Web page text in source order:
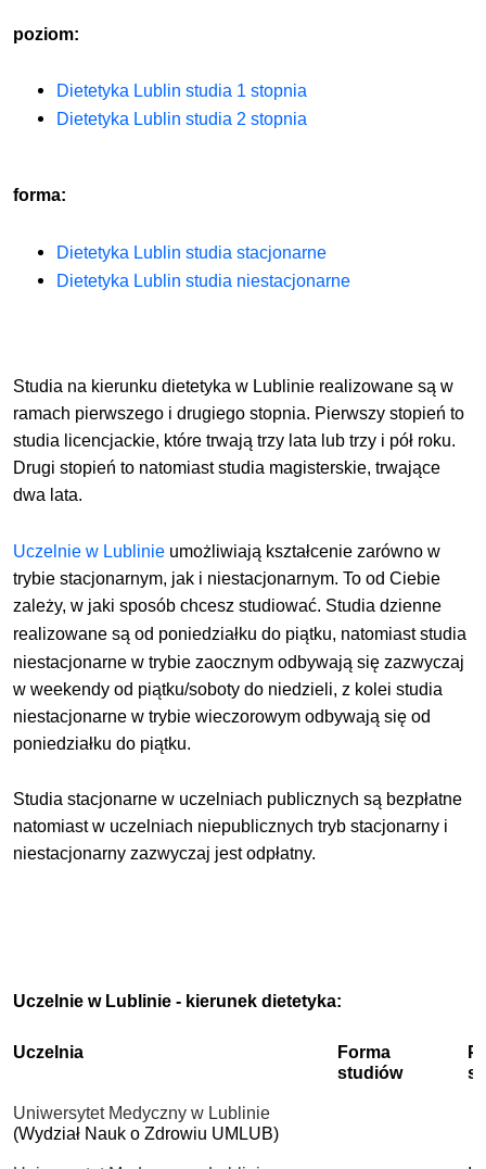
poziom:
Dietetyka Lublin studia 1 stopnia
Dietetyka Lublin studia 2 stopnia
forma:
Dietetyka Lublin studia stacjonarne
Dietetyka Lublin studia niestacjonarne
Studia na kierunku dietetyka w Lublinie realizowane są w
ramach pierwszego i drugiego stopnia. Pierwszy stopień to
studia licencjackie, które trwają trzy lata lub trzy i pół roku.
Drugi stopień to natomiast studia magisterskie, trwające
dwa lata.
Uczelnie w Lublinie umożliwiają kształcenie zarówno w
trybie stacjonarnym, jak i niestacjonarnym. To od Ciebie
zależy, w jaki sposób chcesz studiować. Studia dzienne
realizowane są od poniedziałku do piątku, natomiast studia
niestacjonarne w trybie zaocznym odbywają się zazwyczaj
w weekendy od piątku/soboty do niedzieli, z kolei studia
niestacjonarne w trybie wieczorowym odbywają się od
poniedziałku do piątku.
Studia stacjonarne w uczelniach publicznych są bezpłatne
natomiast w uczelniach niepublicznych tryb stacjonarny i
niestacjonarny zazwyczaj jest odpłatny.
Uczelnie w Lublinie - kierunek dietetyka:
Uczelnia
Forma
studiów
Uniwersytet Medyczny w Lublinie
(Wydział Nauk o Zdrowiu UMLUB)